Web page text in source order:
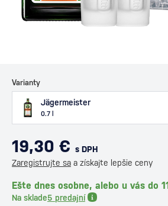
Varianty
Jägermeister
0.7 l
19,30 € s DPH
Zaregistrujte sa a získajte lepšie ceny
Ešte dnes osobne, alebo u vás do
Na sklade5 predajní